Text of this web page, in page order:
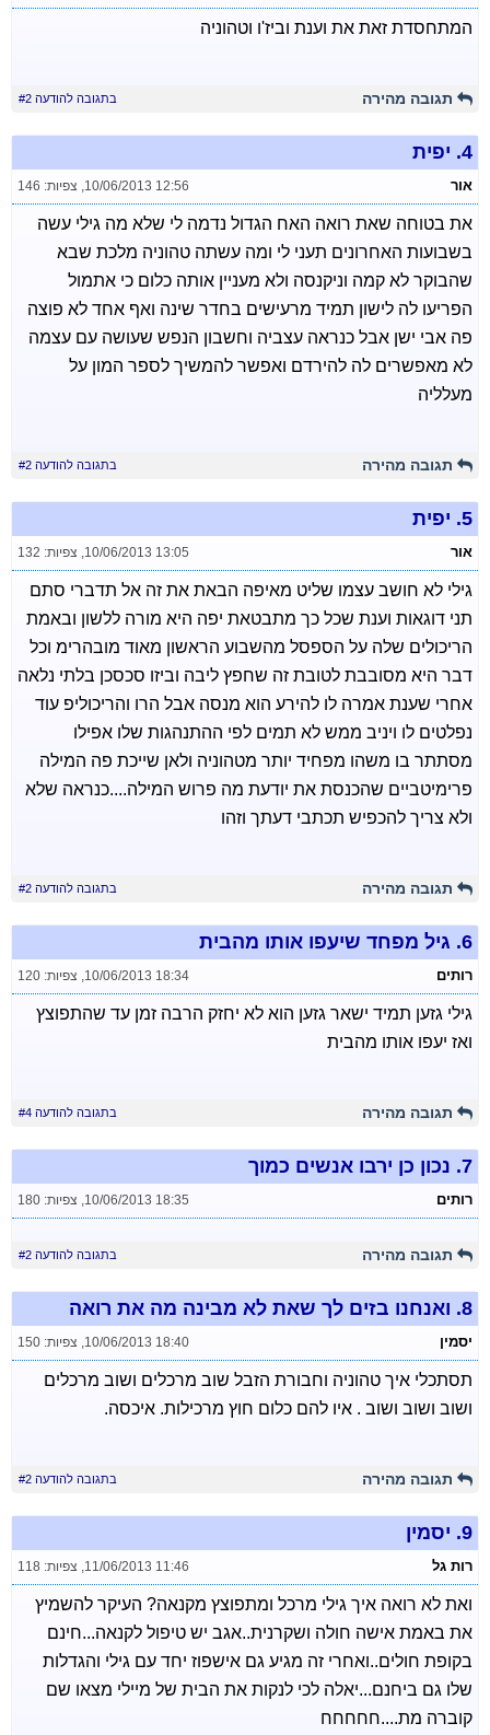
המתחסדת זאת את וענת וביז'ו וטהוניה
תגובה מהירה בתגובה להודעה #2
4. יפית
אור 10/06/2013 12:56
, צפיות: 146
את בטוחה שאת רואה האח הגדול נדמה לי שלא מה גילי עשה
בשבועות האחרונים תעני לי ומה עשתה טהוניה מלכת שבא
שהבוקר לא קמה וניקנסה ולא מעניין אותה כלום כי אתמול
הפריעו לה לישון תמיד מרעישים בחדר שינה ואף אחד לא פוצה
פה אבי ישן אבל כנראה עצביה וחשבון הנפש שעושה עם עצמה
לא מאפשרים לה להירדם ואפשר להמשיך לספר המון על
מעלליה
תגובה מהירה בתגובה להודעה #2
5. יפית
אור 10/06/2013 13:05
, צפיות: 132
גילי לא חושב עצמו שליט מאיפה הבאת את זה אל תדברי סתם
תני דוגאות וענת שכל כך מתבטאת יפה היא מורה ללשון ובאמת
הריכולים שלה על הספסל מהשבוע הראשון מאוד מובהרימ וכל
דבר היא מסובבת לטובת זה שחפץ ליבה וביזו סכסכן בלתי נלאה
אחרי שענת אמרה לו להירע הוא מנסה אבל הרו והריכוליפ עוד
נפלטים לו ויניב ממש לא תמים לפי ההתנהגות שלו אפילו
מסתתר בו משהו מפחיד יותר מטהוניה ולאן שייכת פה המילה
פרימיטביים שהכנסת את יודעת מה פרוש המילה....כנראה שלא
ולא צריך להכפיש תכתבי דעתך וזהו
תגובה מהירה בתגובה להודעה #2
6. גיל מפחד שיעפו אותו מהבית
רותים 10/06/2013 18:34
, צפיות: 120
גילי גזען תמיד ישאר גזען הוא לא יחזק הרבה זמן עד שהתפוצץ
ואז יעפו אותו מהבית
תגובה מהירה בתגובה להודעה #4
7. נכון כן ירבו אנשים כמוך
רותים 10/06/2013 18:35
, צפיות: 180
תגובה מהירה בתגובה להודעה #2
8. ואנחנו בזים לך שאת לא מבינה מה את רואה
יסמין 10/06/2013 18:40
, צפיות: 150
תסתכלי איך טהוניה וחבורת הזבל שוב מרכלים ושוב מרכלים
ושוב ושוב ושוב . איו להם כלום חוץ מרכילות. איכסה.
תגובה מהירה בתגובה להודעה #2
9. יסמין
רות גל 11/06/2013 11:46
, צפיות: 118
ואת לא רואה איך גילי מרכל ומתפוצץ מקנאה? העיקר להשמיץ
את באמת אישה חולה ושקרנית..אגב יש טיפול לקנאה...חינם
בקופת חולים..ואחרי זה מגיע גם אישפוז יחד עם גילי והגדלות
שלו גם ביחנם...יאלה לכי לנקות את הבית של מיילי מצאו שם
קוברה מת....חחחחח